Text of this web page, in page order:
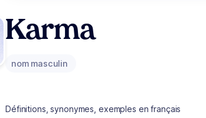
Karma
nom masculin
Définitions, synonymes, exemples en français